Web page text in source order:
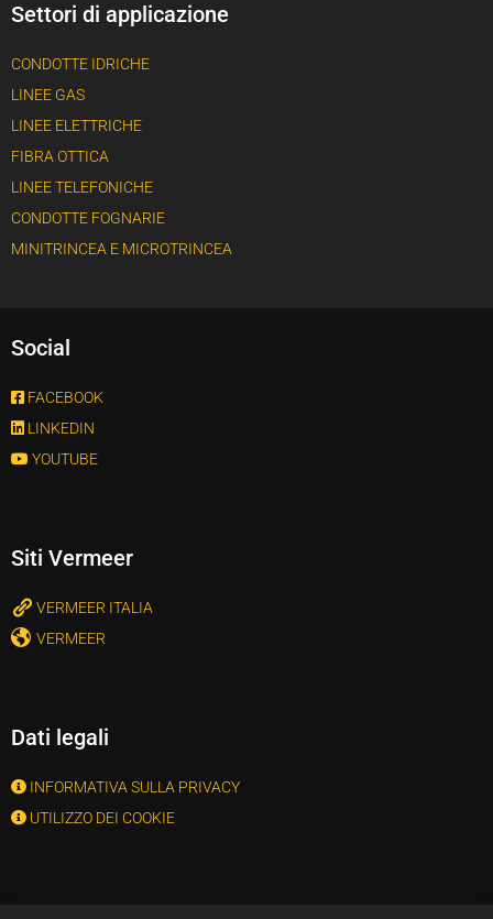
Settori di applicazione
CONDOTTE IDRICHE
LINEE GAS
LINEE ELETTRICHE
FIBRA OTTICA
LINEE TELEFONICHE
CONDOTTE FOGNARIE
MINITRINCEA E MICROTRINCEA
Social
FACEBOOK
LINKEDIN
YOUTUBE
Siti Vermeer
VERMEER ITALIA
VERMEER
Dati legali
INFORMATIVA SULLA PRIVACY
UTILIZZO DEI COOKIE